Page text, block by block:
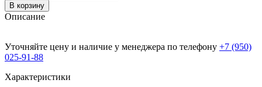
В корзину
Описание
Уточняйте цену и наличие у менеджера по телефону +7 (950)
025-91-88
Характеристики